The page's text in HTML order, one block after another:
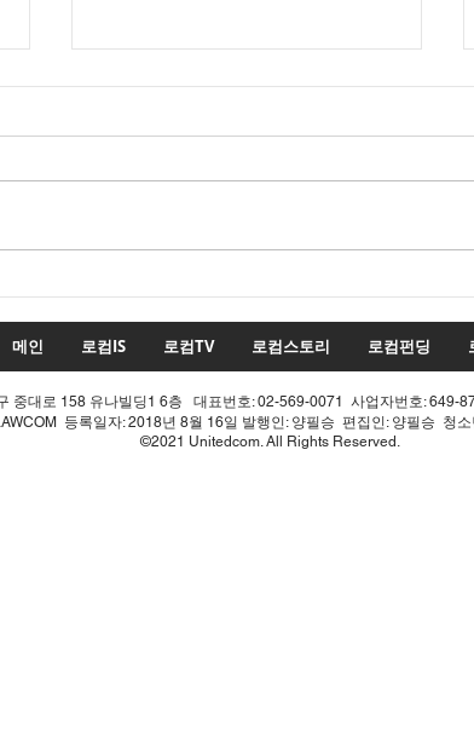
개헌', 의장 실언 한 방에 완전
침몰!
메인 로컴IS 로컴TV 로컴스토리 로컴펀딩
중대로 158 유나빌딩1 6층 대표번호: 02-569-0071 사업자번호: 649-
등록일자: 2018년 8월 16일 발행인: 양필승 편집인: 양필승 청소
©2021 Unitedcom. All Rights Reserved.